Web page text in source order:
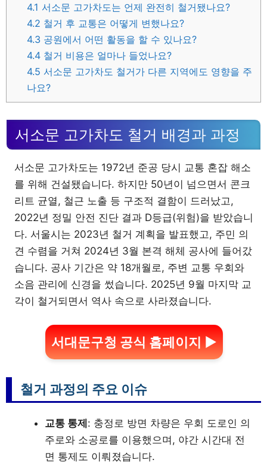
4.1 서소문 고가차도는 언제 완전히 철거됐나요?
4.2 철거 후 교통은 어떻게 변했나요?
4.3 공원에서 어떤 활동을 할 수 있나요?
4.4 철거 비용은 얼마나 들었나요?
4.5 서소문 고가차도 철거가 다른 지역에도 영향을 주
나요?
서소문 고가차도 철거 배경과 과정
서소문 고가차도는 1972년 준공 당시 교통 혼잡 해소
를 위해 건설됐습니다. 하지만 50년이 넘으면서 콘크
리트 균열, 철근 노출 등 구조적 결함이 드러났고,
2022년 정밀 안전 진단 결과 D등급(위험)을 받았습니
다. 서울시는 2023년 철거 계획을 발표했고, 주민 의
견 수렴을 거쳐 2024년 3월 본격 해체 공사에 들어갔
습니다. 공사 기간은 약 18개월로, 주변 교통 우회와
소음 관리에 신경을 썼습니다. 2025년 9월 마지막 교
각이 철거되면서 역사 속으로 사라졌습니다.
서대문구청 공식 홈페이지 ▶
철거 과정의 주요 이슈
교통 통제: 충정로 방면 차량은 우회 도로인 의
주로와 소공로를 이용했으며, 야간 시간대 전
면 통제도 이뤄졌습니다.